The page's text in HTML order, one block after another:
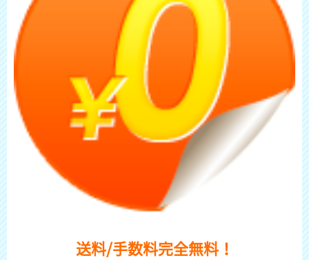
送料/手数料完全無料！